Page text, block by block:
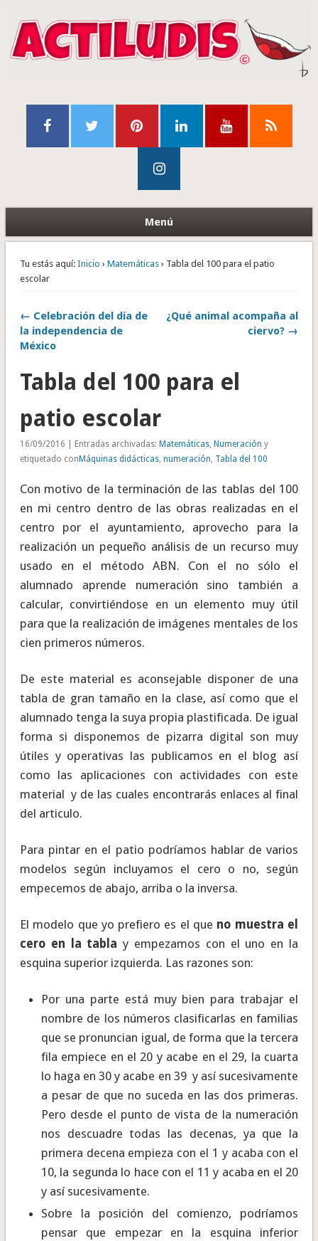
Menú
Tu estás aquí: Inicio › Matemáticas› Tabla del 100 para el patio
escolar
← Celebración del día de
la independencia de
México
¿Qué animal acompaña al
ciervo? →
Tabla del 100 para el
patio escolar
16/09/2016 | Entradas archivadas: Matemáticas, Numeración y
etiquetado con Máquinas didácticas, numeración, Tabla del 100
Con motivo de la terminación de las tablas del 100
en mi centro dentro de las obras realizadas en el
centro por el ayuntamiento, aprovecho para la
realización un pequeño análisis de un recurso muy
usado en el método ABN. Con el no sólo el
alumnado aprende numeración sino también a
calcular, convirtiéndose en un elemento muy útil
para que la realización de imágenes mentales de los
cien primeros números.
De este material es aconsejable disponer de una
tabla de gran tamaño en la clase, así como que el
alumnado tenga la suya propia plastificada. De igual
forma si disponemos de pizarra digital son muy
útiles y operativas las publicamos en el blog así
como las aplicaciones con actividades con este
material y de las cuales encontrarás enlaces al final
del articulo.
Para pintar en el patio podríamos hablar de varios
modelos según incluyamos el cero o no, según
empecemos de abajo, arriba o la inversa.
El modelo que yo prefiero es el que no muestra el
cero en la tabla y empezamos con el uno en la
esquina superior izquierda. Las razones son:
Por una parte está muy bien para trabajar el
nombre de los números clasificarlas en familias
que se pronuncian igual, de forma que la tercera
fila empiece en el 20 y acabe en el 29, la cuarta
lo haga en 30 y acabe en 39 y así sucesivamente
a pesar de que no suceda en las dos primeras.
Pero desde el punto de vista de la numeración
nos descuadre todas las decenas, ya que la
primera decena empieza con el 1 y acaba con el
10, la segunda lo hace con el 11 y acaba en el 20
y así sucesivamente.
Sobre la posición del comienzo, podríamos
pensar que empezar en la esquina inferior